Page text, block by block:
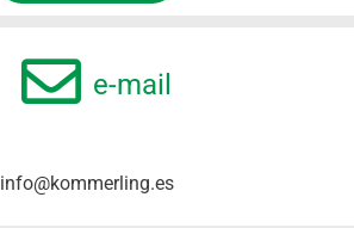
e-mail
info@kommerling.es